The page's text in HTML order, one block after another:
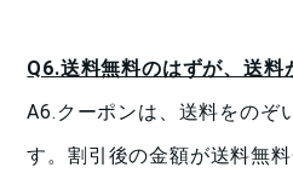
Q6.送料無料のはずが、送料
A6.クーポンは、送料をのぞ
す。割引後の金額が送料無